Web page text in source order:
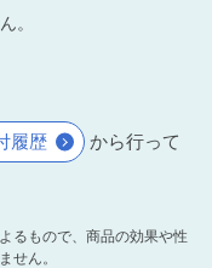
。
履歴
から行って
るもので、商品の効果や性
せん。